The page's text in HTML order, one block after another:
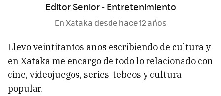
Editor Senior - Entretenimiento
En Xataka desdehace 12 años
Llevo veintitantos años escribiendo de cultura y
en Xataka me encargo de todo lo relacionado con
cine, videojuegos, series, tebeos y cultura
popular.